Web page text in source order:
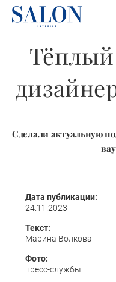
Сделали актуальную
Дата публикации:
24.11.2023
Текст:
Марина Волкова
Фото:
пресс-службы